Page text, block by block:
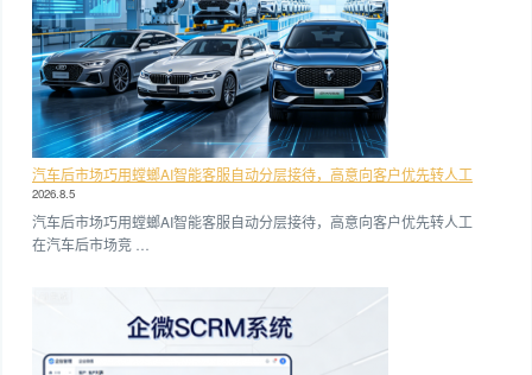
汽车后市场巧用螳螂AI智能客服自动分层接待，高意向客户优先转人工
2026.8.5
汽车后市场巧用螳螂AI智能客服自动分层接待，高意向客户优先转人工
在汽车后市场竞 …